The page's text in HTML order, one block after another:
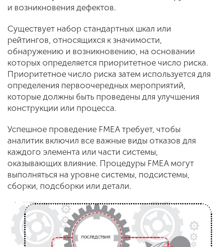
и возникновения дефектов.
Существует набор стандартных шкал или
рейтингов, относящихся к значимости,
обнаружению и возникновению, на основании
которых определяется приоритетное число риска.
Приоритетное число риска затем используется для
определения первоочередных мероприятий,
которые должны быть проведены для улучшения
конструкции или процесса.
Успешное проведение FMEA требует, чтобы
аналитик включил все важные виды отказов для
каждого элемента или части системы,
оказывающих влияние. Процедуры FMEA могут
выполняться на уровне системы, подсистемы,
сборки, подсборки или детали.